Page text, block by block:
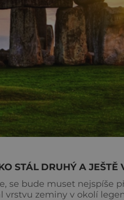
STÁL DRUHÝ A JEŠTĚ
se bude muset nejspíše
zeminy v okolí